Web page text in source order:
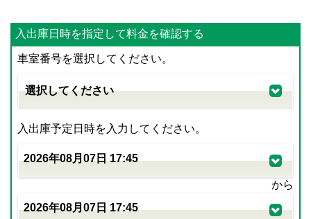
入出庫日時を指定して料金を確認する
車室番号を選択してください。
入出庫予定日時を入力してください。
から